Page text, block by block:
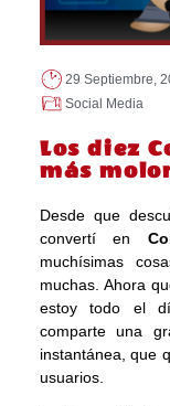
29 Septiembre,
Social Media
Los diez
más
Desde que
convertí en
muchísimas
muchas. Ahora
estoy todo el
comparte una
instantánea, que
usuarios.